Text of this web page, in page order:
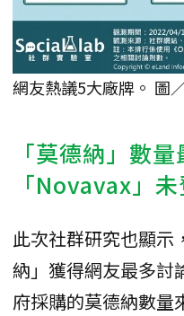
網友熱議5大廠牌。 圖
「莫德納」數量
「Novavax」
此次社群研究也顯示
納」獲得網友最多討
府採購的莫德納數量